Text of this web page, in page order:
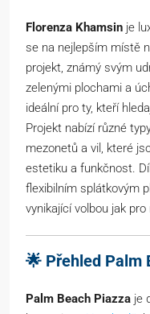
Florenza Khamsin je
se na nejlepším místě
projekt, známý svým
zelenými plochami a
ideální pro ty, kteří
Projekt nabízí různé
mezonetů a vil, které
estetiku a funkčnost.
flexibilním splátkovým
vynikající volbou jak
🌟 Přehled Palm
Palm Beach Piazza je